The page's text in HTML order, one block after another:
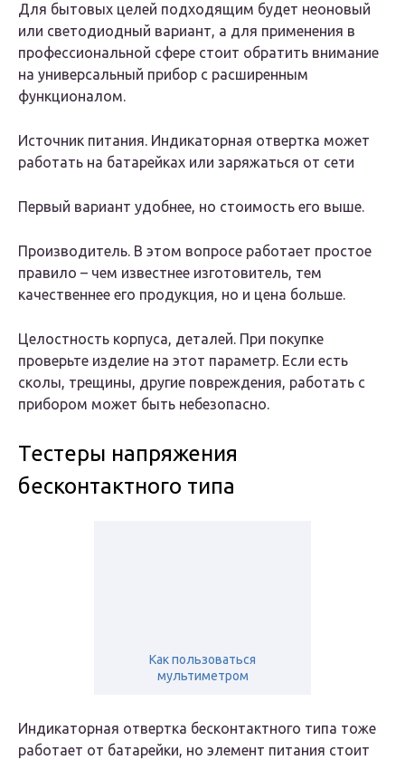
Для бытовых целей подходящим будет неоновый
или светодиодный вариант, а для применения в
профессиональной сфере стоит обратить внимание
на универсальный прибор с расширенным
функционалом.
Источник питания. Индикаторная отвертка может
работать на батарейках или заряжаться от сети
Первый вариант удобнее, но стоимость его выше.
Производитель. В этом вопросе работает простое
правило – чем известнее изготовитель, тем
качественнее его продукция, но и цена больше.
Целостность корпуса, деталей. При покупке
проверьте изделие на этот параметр. Если есть
сколы, трещины, другие повреждения, работать с
прибором может быть небезопасно.
Тестеры напряжения
бесконтактного типа
Как пользоваться
мультиметром
Индикаторная отвертка бесконтактного типа тоже
работает от батарейки, но элемент питания стоит